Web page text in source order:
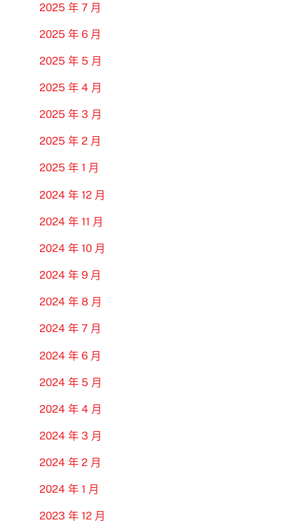
2025 年 7 月
2025 年 6 月
2025 年 5 月
2025 年 4 月
2025 年 3 月
2025 年 2 月
2025 年 1 月
2024 年 12 月
2024 年 11 月
2024 年 10 月
2024 年 9 月
2024 年 8 月
2024 年 7 月
2024 年 6 月
2024 年 5 月
2024 年 4 月
2024 年 3 月
2024 年 2 月
2024 年 1 月
2023 年 12 月